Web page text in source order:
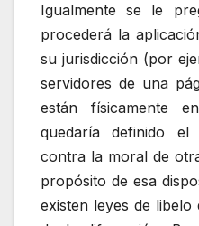
Igualmente se le
procederá la
su jurisdicción (por
servidores de una
están físicamente
quedaría definido
contra la moral de
propósito de esa
existen leyes de